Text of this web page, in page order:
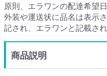
原則、エラワンの配達希望
外装や運送状に品名は表示
記され、エラワンと記載され
商品説明